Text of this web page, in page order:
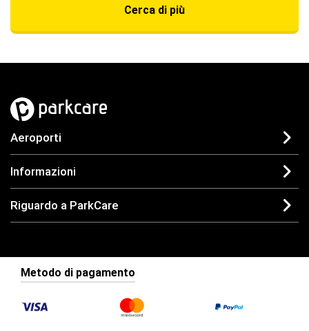
Cerca di più
Aeroporti
Informazioni
Riguardo a ParkCare
Metodo di pagamento